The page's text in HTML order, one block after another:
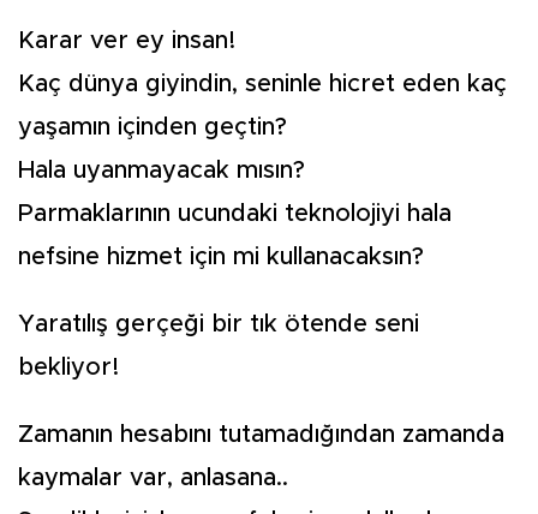
Karar ver ey insan!
Kaç dünya giyindin, seninle hicret eden kaç
yaşamın içinden geçtin?
Hala uyanmayacak mısın?
Parmaklarının ucundaki teknolojiyi hala
nefsine hizmet için mi kullanacaksın?
Yaratılış gerçeği bir tık ötende seni
bekliyor!
Zamanın hesabını tutamadığından zamanda
kaymalar var, anlasana..